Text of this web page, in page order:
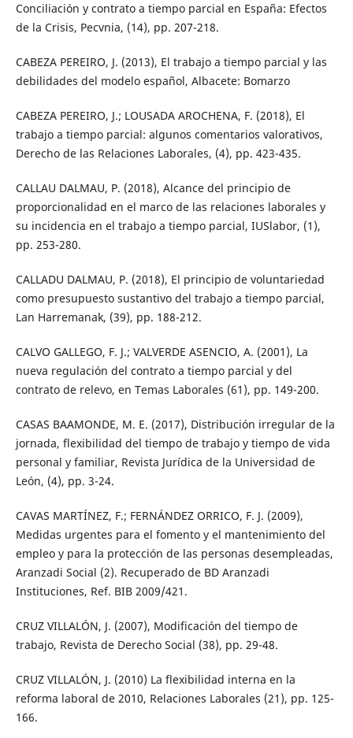
Conciliación y contrato a tiempo parcial en España: Efectos
de la Crisis, Pecvnia, (14), pp. 207-218.
CABEZA PEREIRO, J. (2013), El trabajo a tiempo parcial y las
debilidades del modelo español, Albacete: Bomarzo
CABEZA PEREIRO, J.; LOUSADA AROCHENA, F. (2018), El
trabajo a tiempo parcial: algunos comentarios valorativos,
Derecho de las Relaciones Laborales, (4), pp. 423-435.
CALLAU DALMAU, P. (2018), Alcance del principio de
proporcionalidad en el marco de las relaciones laborales y
su incidencia en el trabajo a tiempo parcial, IUSlabor, (1),
pp. 253-280.
CALLADU DALMAU, P. (2018), El principio de voluntariedad
como presupuesto sustantivo del trabajo a tiempo parcial,
Lan Harremanak, (39), pp. 188-212.
CALVO GALLEGO, F. J.; VALVERDE ASENCIO, A. (2001), La
nueva regulación del contrato a tiempo parcial y del
contrato de relevo, en Temas Laborales (61), pp. 149-200.
CASAS BAAMONDE, M. E. (2017), Distribución irregular de la
jornada, flexibilidad del tiempo de trabajo y tiempo de vida
personal y familiar, Revista Jurídica de la Universidad de
León, (4), pp. 3-24.
CAVAS MARTÍNEZ, F.; FERNÁNDEZ ORRICO, F. J. (2009),
Medidas urgentes para el fomento y el mantenimiento del
empleo y para la protección de las personas desempleadas,
Aranzadi Social (2). Recuperado de BD Aranzadi
Instituciones, Ref. BIB 2009/421.
CRUZ VILLALÓN, J. (2007), Modificación del tiempo de
trabajo, Revista de Derecho Social (38), pp. 29-48.
CRUZ VILLALÓN, J. (2010) La flexibilidad interna en la
reforma laboral de 2010, Relaciones Laborales (21), pp. 125-
166.